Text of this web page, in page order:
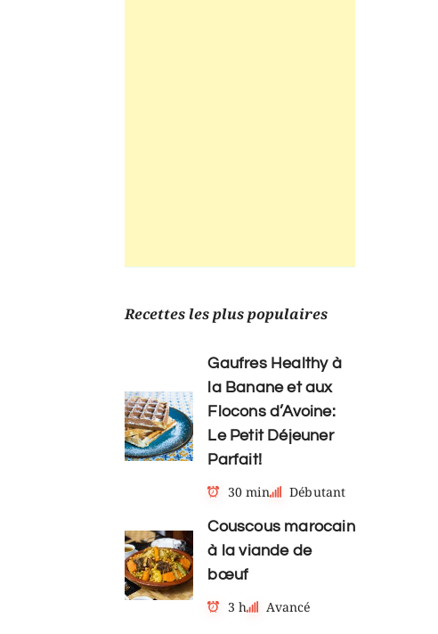
Recettes les plus populaires
Gaufres Healthy à
la Banane et aux
Flocons d’Avoine:
Le Petit Déjeuner
Parfait!
30 min
Débutant
Couscous marocain
à la viande de
bœuf
3 h
Avancé